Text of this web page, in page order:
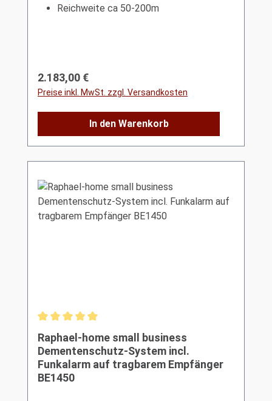
Reichweite ca 50-200m
Regulärer Preis:
2.183,00 €
Preise inkl. MwSt. zzgl. Versandkosten
In den Warenkorb
Durchschnittliche Bewertung von 5 von 5 Sternen
Raphael-home small business
Dementenschutz-System incl.
Funkalarm auf tragbarem Empfänger
BE1450